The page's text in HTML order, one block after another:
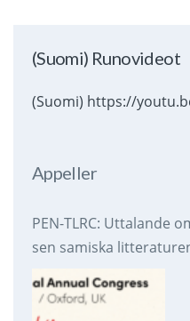
(Suomi) Runovideot
(Suomi) https://
Appeller
PEN-TLRC: Uttalande
sen samiska